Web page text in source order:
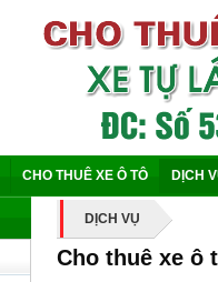
CHO THUÊ XE Ô TÔ DỊCH
DỊCH VỤ
Cho thuê xe ô